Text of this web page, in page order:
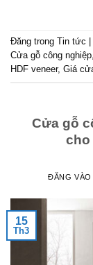
Đăng trong Tin tức
Cửa gỗ công nghiệp,
HDF veneer, Giá
Cửa gỗ
cho
ĐĂNG VÀO
15
Th3